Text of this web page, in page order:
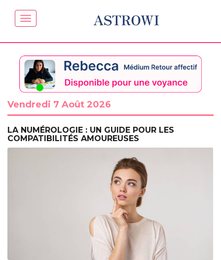
ASTROWI
Vendredi 7 Août 2026
LA NUMÉROLOGIE : UN GUIDE POUR LES
COMPATIBILITÉS AMOUREUSES